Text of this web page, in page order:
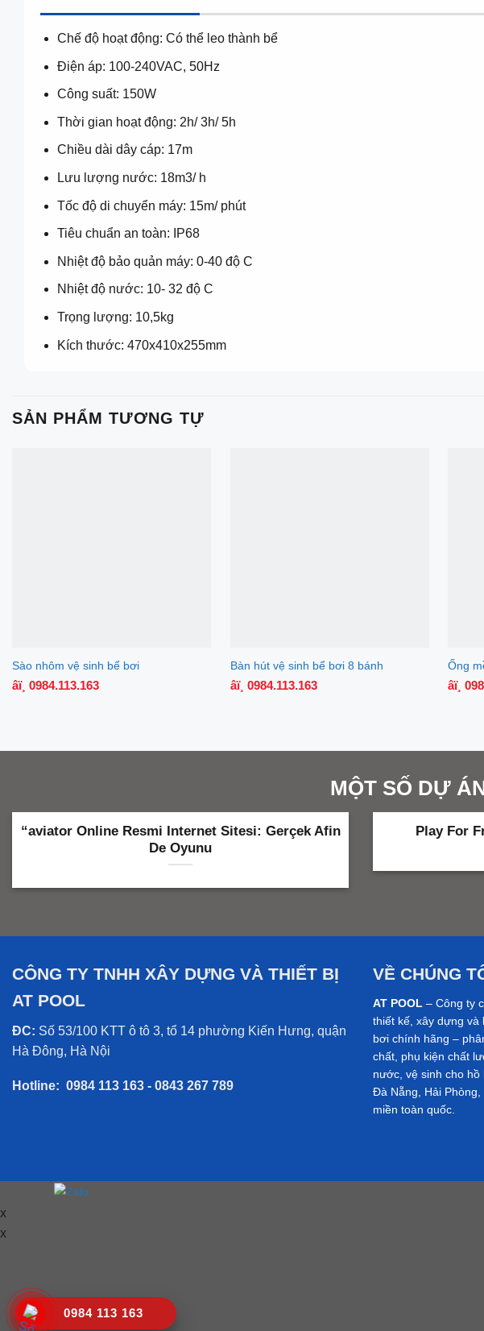
Chế độ hoạt động: Có thể leo thành bể
Điện áp: 100-240VAC, 50Hz
Công suất: 150W
Thời gian hoạt động: 2h/ 3h/ 5h
Chiều dài dây cáp: 17m
Lưu lượng nước: 18m3/ h
Tốc độ di chuyển máy: 15m/ phút
Tiêu chuẩn an toàn: IP68
Nhiệt độ bảo quản máy: 0-40 độ C
Nhiệt độ nước: 10- 32 độ C
Trọng lượng: 10,5kg
Kích thước: 470x410x255mm
SẢN PHẨM TƯƠNG TỰ
Sào nhôm vệ sinh bể bơi
âï¸ 0984.113.163
Bàn hút vệ sinh bể bơi 8 bánh
âï¸ 0984.113.163
Ống
âï¸
MỘT SỐ DỰ
“aviator Online Resmi Internet Sitesi: Gerçek Afin
De Oyunu
Play For
CÔNG TY TNHH XÂY DỰNG VÀ THIẾT BỊ
AT POOL
ĐC: Số 53/100 KTT ô tô 3, tổ 14 phường Kiến Hưng, quận
Hà Đông, Hà Nội
Hotline: 0984 113 163 - 0843 267 789
VỀ CHÚNG
AT POOL – Công ty
thiết kế, xây dựng và
bơi chính hãng –
chất, phụ kiện chất
nước, vệ sinh cho hồ
Đà Nẵng, Hải
miền toàn quốc.
x
x
0984 113 163